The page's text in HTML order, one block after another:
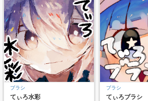
ブラシ
てぃろ水彩
ブラシ
てぃろブラシ